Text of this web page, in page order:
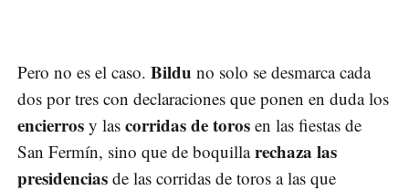
Pero no es el caso. Bildu no solo se desmarca cada
dos por tres con declaraciones que ponen en duda los
encierros y las corridas de toros en las fiestas de
San Fermín, sino que de boquillarechaza las
presidencias de las corridas de toros a las que